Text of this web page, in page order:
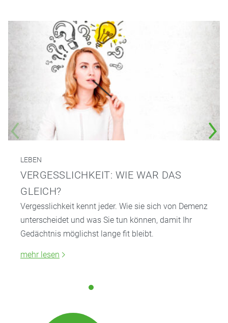
LEBEN
VERGESSLICHKEIT: WIE WAR DAS
GLEICH?
Vergesslichkeit kennt jeder. Wie sie sich von Demenz
unterscheidet und was Sie tun können, damit Ihr
Gedächtnis möglichst lange fit bleibt.
mehr lesen